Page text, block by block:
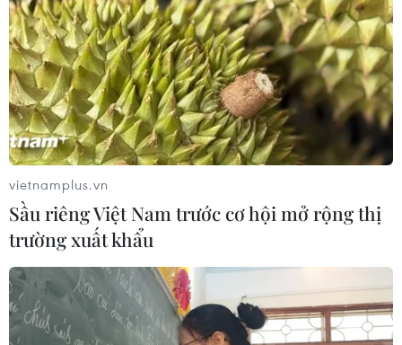
vietnamplus.vn
Sầu riêng Việt Nam trước cơ hội mở rộng thị
trường xuất khẩu